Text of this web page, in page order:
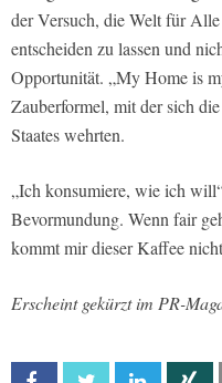
der Versuch, die Welt für
entscheiden zu lassen und
Opportunität. „My Home is
Zauberformel, mit der sich
Staates wehrten.
„Ich konsumiere, wie ich
Bevormundung. Wenn fair
kommt mir dieser Kaffee
Erscheint gekürzt im PR-